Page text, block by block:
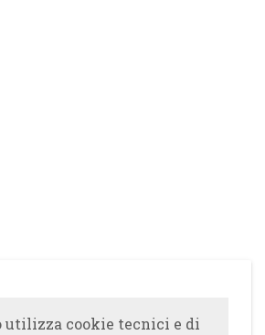
utilizza cookie tecnici e di